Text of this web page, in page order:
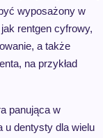
wyposażony w
rentgen cyfrowy,
a także
na przykład
panująca w
u dentysty dla wielu